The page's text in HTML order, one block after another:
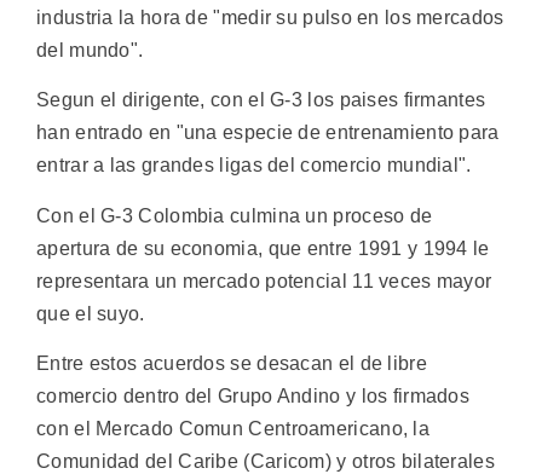
industria la hora de "medir su pulso en los mercados
del mundo".
Segun el dirigente, con el G-3 los paises firmantes
han entrado en "una especie de entrenamiento para
entrar a las grandes ligas del comercio mundial".
Con el G-3 Colombia culmina un proceso de
apertura de su economia, que entre 1991 y 1994 le
representara un mercado potencial 11 veces mayor
que el suyo.
Entre estos acuerdos se desacan el de libre
comercio dentro del Grupo Andino y los firmados
con el Mercado Comun Centroamericano, la
Comunidad del Caribe (Caricom) y otros bilaterales